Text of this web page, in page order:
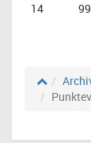
14 99